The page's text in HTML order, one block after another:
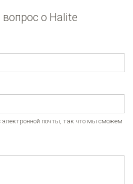
вопрос о Halite
электронной почты, так что мы сможем